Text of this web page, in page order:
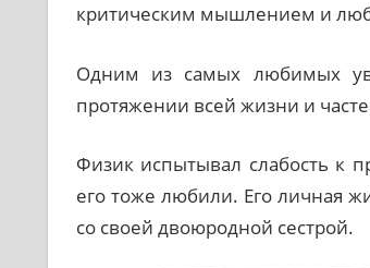
критическим мышлением и
Одним из самых любимых
протяжении всей жизни и
Физик испытывал слабость к
его тоже любили. Его личная
со своей двоюродной сестрой.